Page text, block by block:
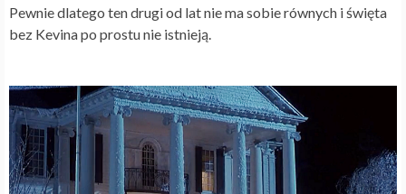
Pewnie dlatego ten drugi od lat nie ma sobie równych i święta
bez Kevina po prostu nie istnieją.